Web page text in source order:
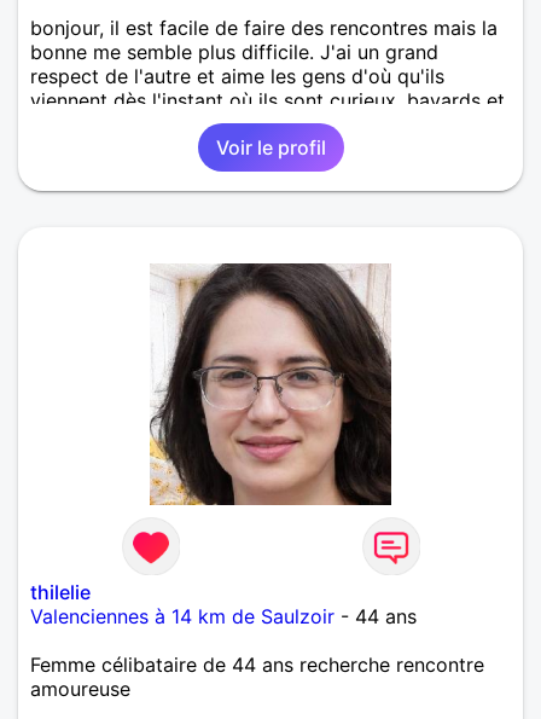
bonjour, il est facile de faire des rencontres mais la
bonne me semble plus difficile. J'ai un grand
respect de l'autre et aime les gens d'où qu'ils
viennent dès l'instant où ils sont curieux, bavards et
Voir le profil
thilelie
Valenciennes à 14 km de Saulzoir - 44 ans
Femme célibataire de 44 ans recherche rencontre
amoureuse